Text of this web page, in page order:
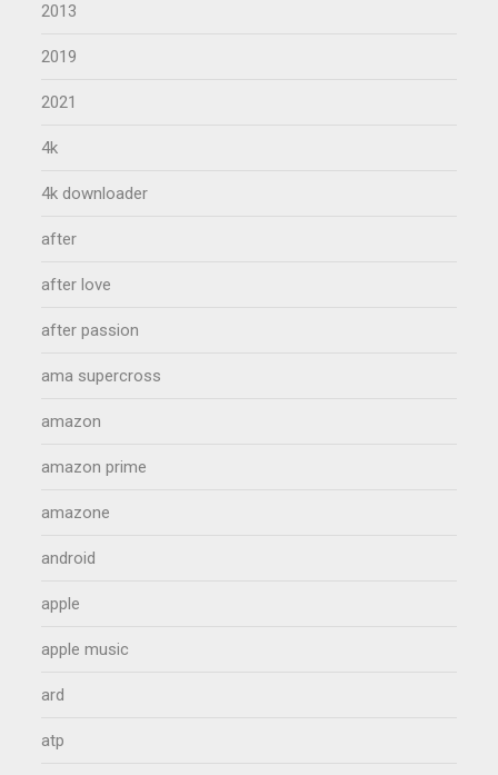
2013
2019
2021
4k
4k downloader
after
after love
after passion
ama supercross
amazon
amazon prime
amazone
android
apple
apple music
ard
atp